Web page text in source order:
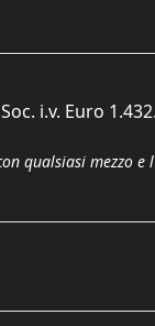
i.v. Euro
qualsiasi mezzo